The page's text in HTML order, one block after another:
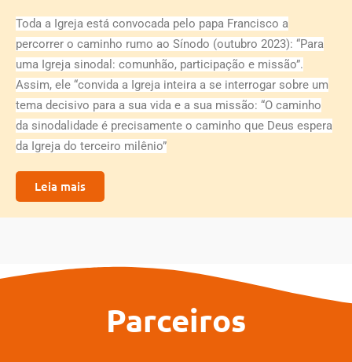
Toda a Igreja está convocada pelo papa Francisco a
percorrer o caminho rumo ao Sínodo (outubro 2023): “Para
uma Igreja sinodal: comunhão, participação e missão”.
Assim, ele “convida a Igreja inteira a se interrogar sobre um
tema decisivo para a sua vida e a sua missão: “O caminho
da sinodalidade é precisamente o caminho que Deus espera
da Igreja do terceiro milênio”
Leia mais
Parceiros